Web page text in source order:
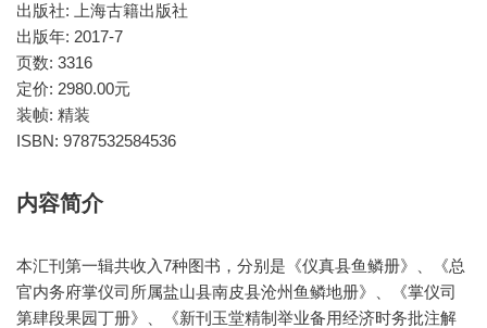
出版社: 上海古籍出版社
出版年: 2017-7
页数: 3316
定价: 2980.00元
装帧: 精装
ISBN: 9787532584536
内容简介
本汇刊第一辑共收入7种图书，分别是《仪真县鱼鳞册》、《总
官内务府掌仪司所属盐山县南皮县沧州鱼鳞地册》、《掌仪司
第肆段果园丁册》、《新刊玉堂精制举业备用经济时务批注解